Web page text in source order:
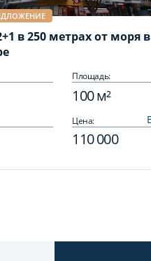
в 250 метрах от моря в
Площадь:
100 м²
Цена:
110 000